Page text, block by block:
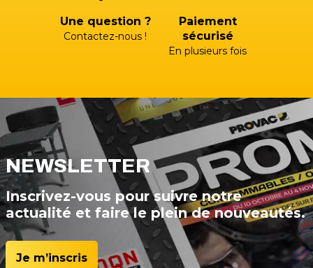
Une question ?
Contactez-nous !
Paiement
sécurisé
En plusieurs fois
NEWSLETTER
Inscrivez-vous pour suivre notre
actualité et faire le plein de nouveautés.
Je m’inscris